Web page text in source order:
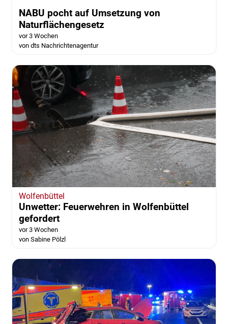
NABU pocht auf Umsetzung von
Naturflächengesetz
vor 3 Wochen
von dts Nachrichtenagentur
Wolfenbüttel
Unwetter: Feuerwehren in Wolfenbüttel
gefordert
vor 3 Wochen
von Sabine Pölzl